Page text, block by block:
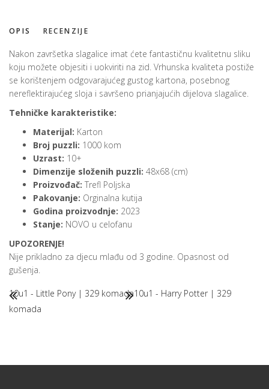
OPIS RECENZIJE
Nakon završetka slagalice imat ćete fantastičnu kvalitetnu sliku
koju možete objesiti i uokviriti na zid. Vrhunska kvaliteta postiže
se korištenjem odgovarajućeg gustog kartona, posebnog
nereflektirajućeg sloja i savršeno prianjajućih dijelova slagalice.
Tehničke karakteristike:
Materijal: Karton
Broj puzzli: 1000 kom
Uzrast: 10+
Dimenzije složenih puzzli: 48x68 (cm)
Proizvođač: Trefl Poljska
Pakovanje: Orginalna kutija
Godina proizvodnje: 2023
Stanje: NOVO u celofanu
UPOZORENJE!
Nije prikladno za djecu mlađu od 3 godine. Opasnost od
gušenja.
10u1 - Little Pony | 329 komada10u1 - Harry Potter | 329
komada